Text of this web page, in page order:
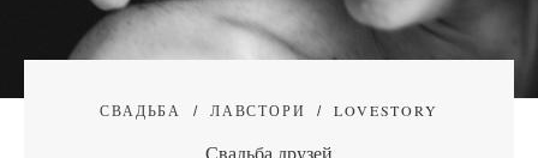
СВАДЬБА ЛАВСТОРИ LOVESTORY
Свадьба друзей